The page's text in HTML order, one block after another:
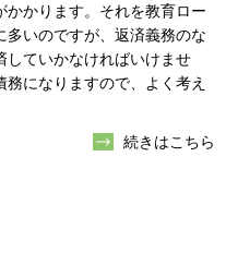
かかります。それを教育ロー
多いのですが、返済義務のな
していかなければいけませ
になりますので、よく考え
続きはこちら